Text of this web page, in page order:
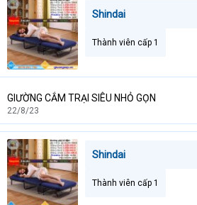
Shindai
Thành viên cấp 1
GIƯỜNG CẮM TRẠI SIÊU NHỎ GỌN
22/8/23
Shindai
Thành viên cấp 1